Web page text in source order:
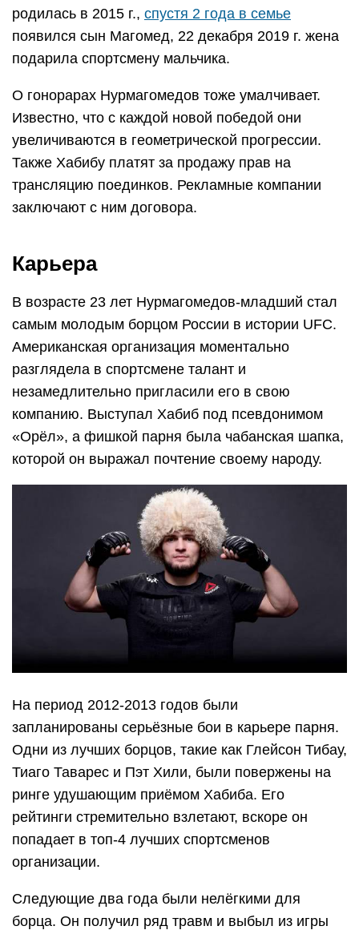
родилась в 2015 г., спустя 2 года в семье
появился сын Магомед, 22 декабря 2019 г. жена
подарила спортсмену мальчика.
О гонорарах Нурмагомедов тоже умалчивает.
Известно, что с каждой новой победой они
увеличиваются в геометрической прогрессии.
Также Хабибу платят за продажу прав на
трансляцию поединков. Рекламные компании
заключают с ним договора.
Карьера
В возрасте 23 лет Нурмагомедов-младший стал
самым молодым борцом России в истории UFC.
Американская организация моментально
разглядела в спортсмене талант и
незамедлительно пригласили его в свою
компанию. Выступал Хабиб под псевдонимом
«Орёл», а фишкой парня была чабанская шапка,
которой он выражал почтение своему народу.
На период 2012-2013 годов были
запланированы серьёзные бои в карьере парня.
Одни из лучших борцов, такие как Глейсон Тибау,
Тиаго Таварес и Пэт Хили, были повержены на
ринге удушающим приёмом Хабиба. Его
рейтинги стремительно взлетают, вскоре он
попадает в топ-4 лучших спортсменов
организации.
Следующие два года были нелёгкими для
борца. Он получил ряд травм и выбыл из игры